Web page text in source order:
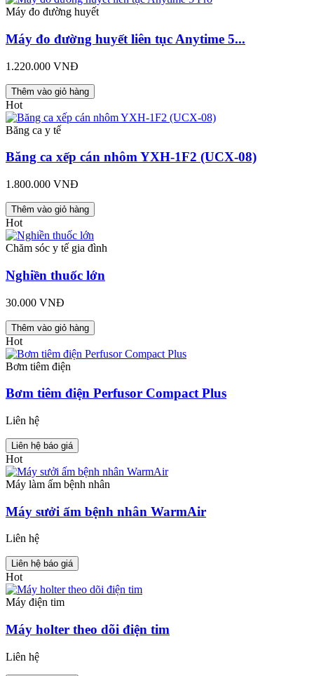
Máy đo đường huyết
Máy đo đường huyết liên tục Anytime 5...
1.220.000 VNĐ
Thêm vào giỏ hàng
Hot
Băng ca y tế
Băng ca xếp cán nhôm YXH-1F2 (UCX-08)
1.800.000 VNĐ
Thêm vào giỏ hàng
Hot
Chăm sóc y tế gia đình
Nghiền thuốc lớn
30.000 VNĐ
Thêm vào giỏ hàng
Hot
Bơm tiêm điện
Bơm tiêm điện Perfusor Compact Plus
Liên hệ
Liên hệ báo giá
Hot
Máy làm ấm bệnh nhân
Máy sưởi ấm bệnh nhân WarmAir
Liên hệ
Liên hệ báo giá
Hot
Máy điện tim
Máy holter theo dõi điện tim
Liên hệ